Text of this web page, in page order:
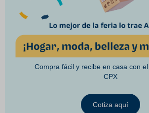
Compra fácil y recibe en casa con
CPX
Cotiza aquí